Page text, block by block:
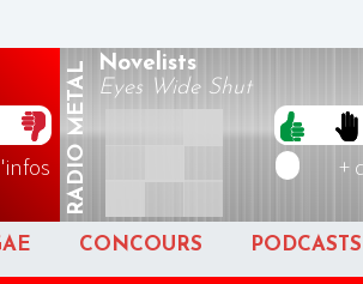
RADIO
METAL Novelists
Eyes Wide Shut
+
CONCOURS PODCASTS